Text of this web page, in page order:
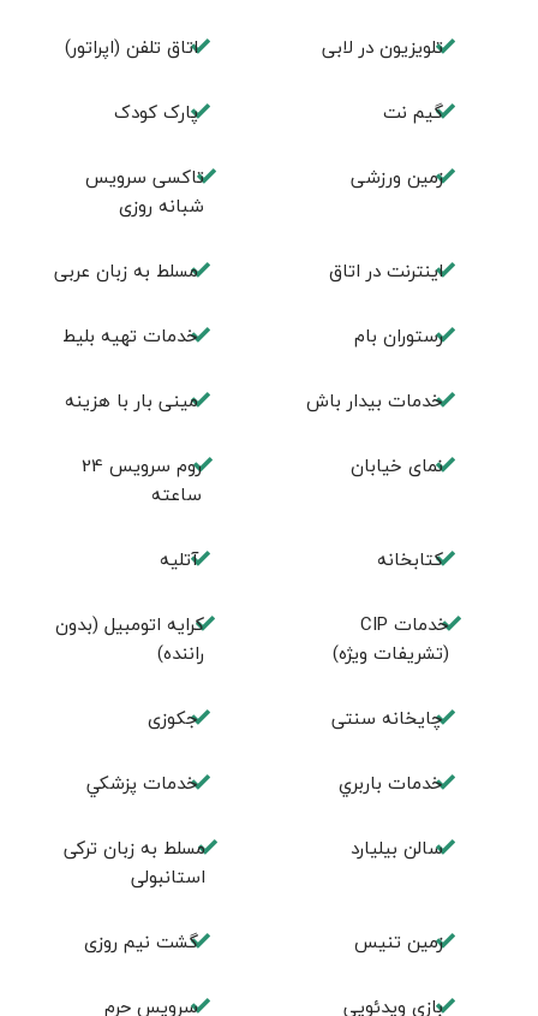
تلویزیون در لابی اتاق تلفن (اپراتور)
گیم نت پارک کودک
زمین ورزشی
تاکسی سرویس
شبانه روزی
اينترنت در اتاق مسلط به زبان عربی
رستوران بام خدمات تهيه بليط
خدمات بیدار باش مینی بار با هزینه
نمای خیابان
روم سرويس 24
ساعته
كتابخانه آتلیه
خدمات CIP
(تشریفات ویژه)
کرایه اتومبیل (بدون
راننده)
چايخانه سنتی جكوزی
خدمات باربري خدمات پزشكي
سالن بيليارد
مسلط به زبان ترکی
استانبولی
زمين تنيس گشت نیم روزی
بازی ویدئویی سرویس حرم